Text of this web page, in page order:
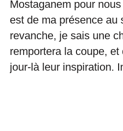
Mostaganem pour
est de ma présence au
revanche, je sais une
remportera la coupe,
jour-là leur inspiration.